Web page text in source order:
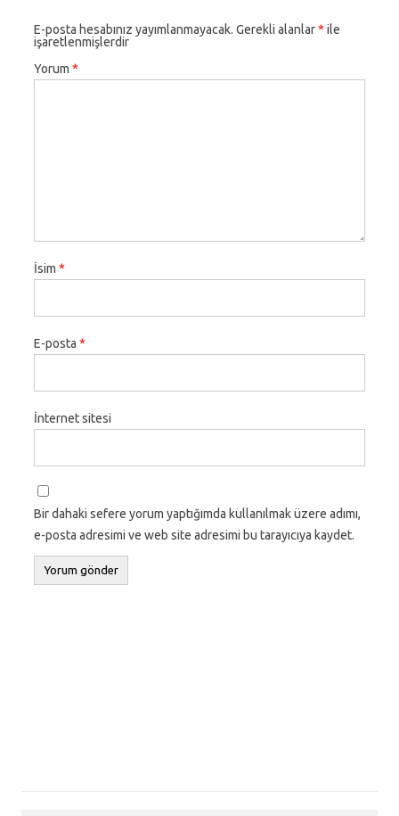
E-posta hesabınız yayımlanmayacak. Gerekli alanlar* ile
işaretlenmişlerdir
Yorum *
İsim *
E-posta *
İnternet sitesi
Bir dahaki sefere yorum yaptığımda kullanılmak üzere adımı,
e-posta adresimi ve web site adresimi bu tarayıcıya kaydet.